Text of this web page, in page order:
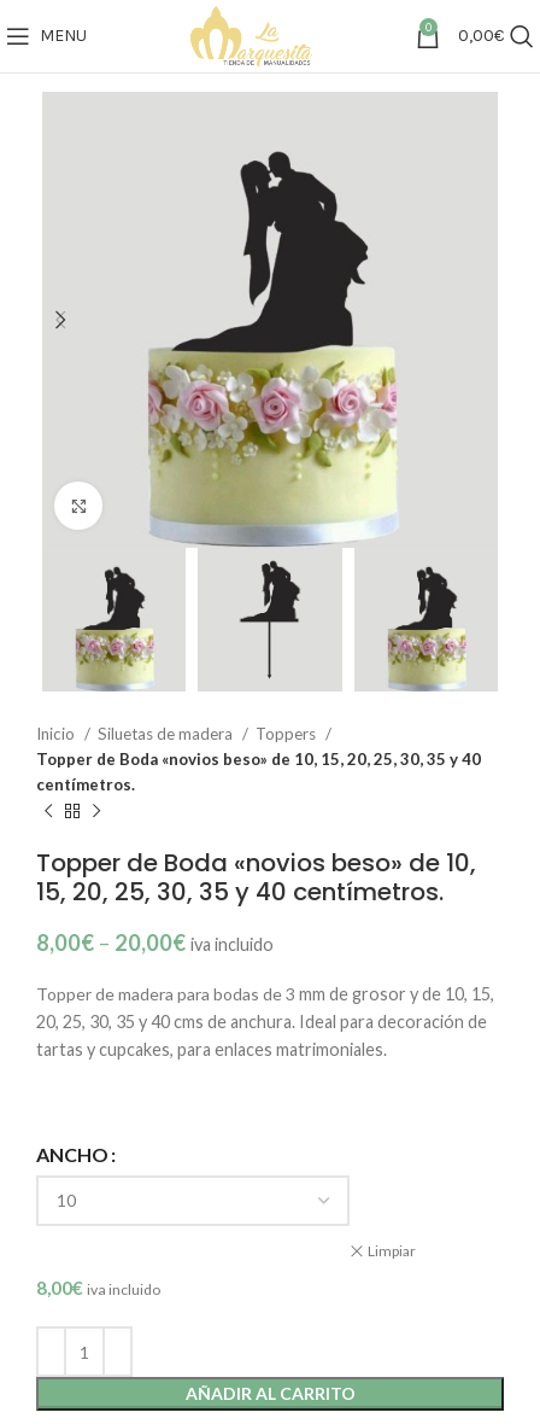
MENU 0 0,00€
Inicio Siluetas de madera
Toppers
Topper de Boda «novios beso» de 10, 15, 20, 25, 30, 35 y 40
centímetros.
Topper de Boda «novios beso» de 10,
15, 20, 25, 30, 35 y 40 centímetros.
8,00€ – 20,00€ iva incluido
Topper de madera para bodas de 3 mm de grosor y de 10, 15,
20, 25, 30, 35 y 40 cms de anchura. Ideal para decoración de
tartas y cupcakes, para enlaces matrimoniales.
ANCHO
Limpiar
8,00€ iva incluido
AÑADIR AL CARRITO